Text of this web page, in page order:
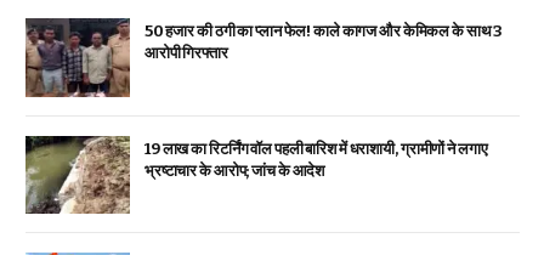
₹50 हजार की ठगी का प्लान फेल! काले कागज और केमिकल के साथ 3
आरोपी गिरफ्तार
19 लाख का रिटर्निंग वॉल पहली बारिश में धराशायी, ग्रामीणों ने लगाए
भ्रष्टाचार के आरोप; जांच के आदेश